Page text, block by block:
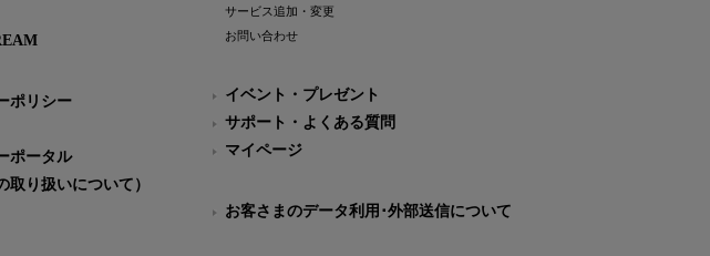
ポリシー
ポータル
取り扱いについて）
サービス追加・変更
お問い合わせ
イベント・プレゼント
サポート・よくある質問
マイページ
お客さまのデータ利用･外部送信について